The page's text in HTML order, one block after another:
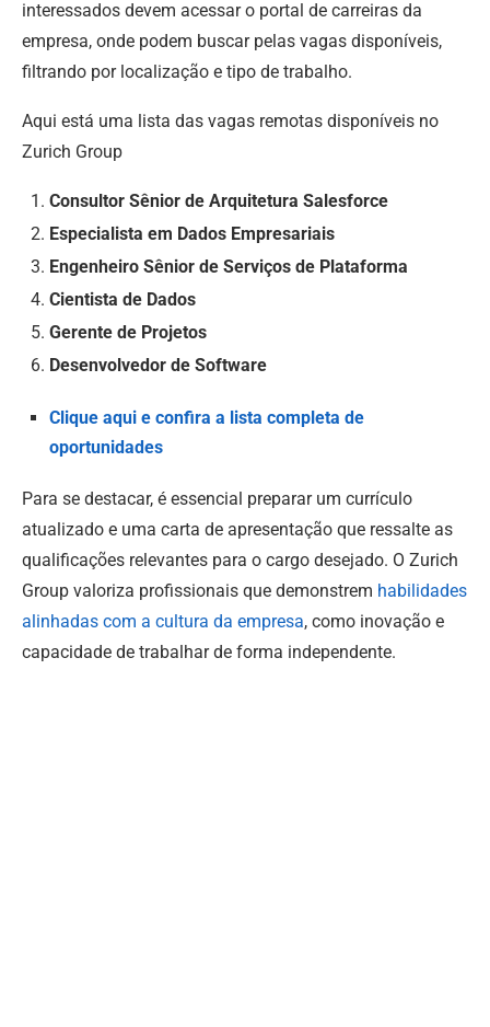
interessados devem acessar o portal de carreiras da
empresa, onde podem buscar pelas vagas disponíveis,
filtrando por localização e tipo de trabalho.
Aqui está uma lista das vagas remotas disponíveis no
Zurich Group
Consultor Sênior de Arquitetura Salesforce
Especialista em Dados Empresariais
Engenheiro Sênior de Serviços de Plataforma
Cientista de Dados
Gerente de Projetos
Desenvolvedor de Software
Clique aqui e confira a lista completa de
oportunidades
Para se destacar, é essencial preparar um currículo
atualizado e uma carta de apresentação que ressalte as
qualificações relevantes para o cargo desejado. O Zurich
Group valoriza profissionais que demonstrem habilidades
alinhadas com a cultura da empresa, como inovação e
capacidade de trabalhar de forma independente.